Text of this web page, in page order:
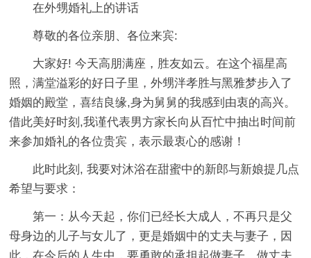
在外甥婚礼上的讲话
尊敬的各位亲朋、各位来宾:
大家好! 今天高朋满座，胜友如云。在这个福星高
照，满堂溢彩的好日子里，外甥泮孝胜与黑雅梦步入了
婚姻的殿堂，喜结良缘,身为舅舅的我感到由衷的高兴。
借此美好时刻,我谨代表男方家长向从百忙中抽出时间前
来参加婚礼的各位贵宾，表示最衷心的感谢！
此时此刻, 我要对沐浴在甜蜜中的新郎与新娘提几点
希望与要求：
第一：从今天起，你们已经长大成人，不再只是父
母身边的儿子与女儿了，更是婚姻中的丈夫与妻子，因